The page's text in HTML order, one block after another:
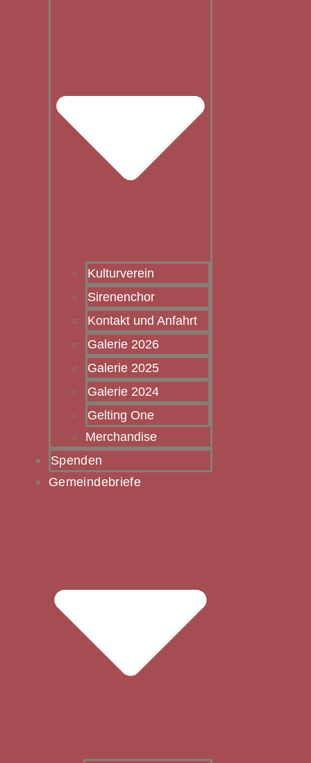
Kulturverein
Sirenenchor
Kontakt und Anfahrt
Galerie 2026
Galerie 2025
Galerie 2024
Gelting One
Merchandise
Spenden
Gemeindebriefe